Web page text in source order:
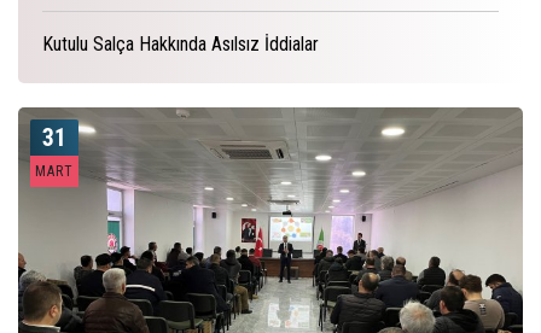
Kutulu Salça Hakkında Asılsız İddialar
31
MART